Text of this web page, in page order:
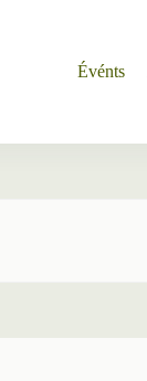
Événts